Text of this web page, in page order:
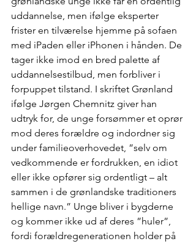
uddannelse, men ifølge eksperter
frister en tilværelse hjemme på sofaen
med iPaden eller iPhonen i hånden. De
tager ikke imod en bred palette af
uddannelsestilbud, men forbliver i
forpuppet tilstand. I skriftet Grønland
ifølge Jørgen Chemnitz giver han
udtryk for, de unge forsømmer et oprør
mod deres forældre og indordner sig
under familieoverhovedet, ”selv om
vedkommende er fordrukken, en idiot
eller ikke opfører sig ordentligt – alt
sammen i de grønlandske traditioners
hellige navn.” Unge bliver i bygderne
og kommer ikke ud af deres ”huler”,
fordi forældregenerationen holder på